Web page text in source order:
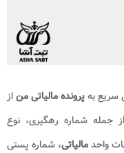
سریع بهپرونده مالیاتی مناز
جمله شماره رهگیری، نوع
واحدمالیاتی، شماره پستی